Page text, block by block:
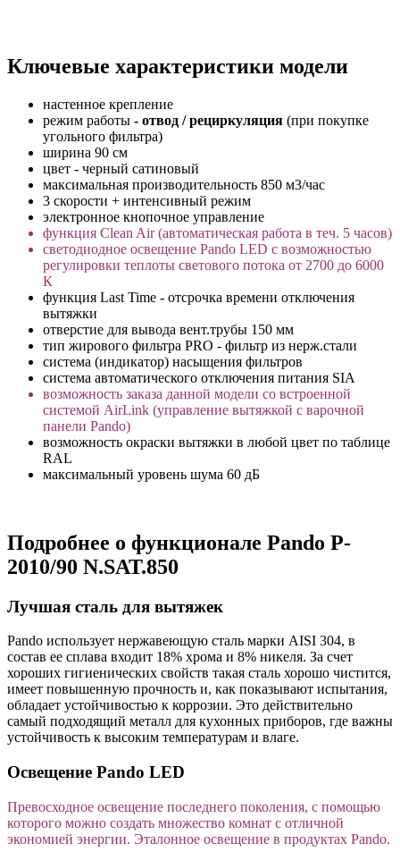
Ключевые характеристики модели
настенное крепление
режим работы - отвод / рециркуляция (при покупке
угольного фильтра)
ширина 90 см
цвет - черный сатиновый
максимальная производительность 850 м3/час
3 скорости + интенсивный режим
электронное кнопочное управление
функция Clean Air (автоматическая работа в теч. 5 часов)
светодиодное освещение Pando LED с возможностью
регулировки теплоты светового потока от 2700 до 6000
К
функция Last Time - отсрочка времени отключения
вытяжки
отверстие для вывода вент.трубы 150 мм
тип жирового фильтра PRO - фильтр из нерж.стали
система (индикатор) насыщения фильтров
система автоматического отключения питания SIA
возможность заказа данной модели со встроенной
системой AirLink (управление вытяжкой с варочной
панели Pando)
возможность окраски вытяжки в любой цвет по таблице
RAL
максимальный уровень шума 60 дБ
Подробнее о функционале Pando P-
2010/90 N.SAT.850
Лучшая сталь для вытяжек
Pando использует нержавеющую сталь марки AISI 304, в
состав ее сплава входит 18% хрома и 8% никеля. За счет
хороших гигиенических свойств такая сталь хорошо чистится,
имеет повышенную прочность и, как показывают испытания,
обладает устойчивостью к коррозии. Это действительно
самый подходящий металл для кухонных приборов, где важны
устойчивость к высоким температурам и влаге.
Освещение Pando LED
Превосходное освещение последнего поколения, с помощью
которого можно создать множество комнат с отличной
экономией энергии. Эталонное освещение в продуктах Pando.